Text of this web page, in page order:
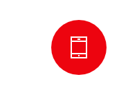
---- Zeko
---- Zvjezdica